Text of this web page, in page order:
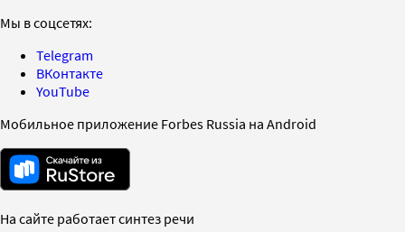
Мы в соцсетях:
Telegram
ВКонтакте
YouTube
Мобильное приложение Forbes Russia на Android
На сайте работает синтез речи